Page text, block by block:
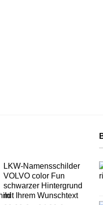
LKW-Namensschilder
VOLVO color Fun
schwarzer Hintergrund
mit Ihrem Wunschtext